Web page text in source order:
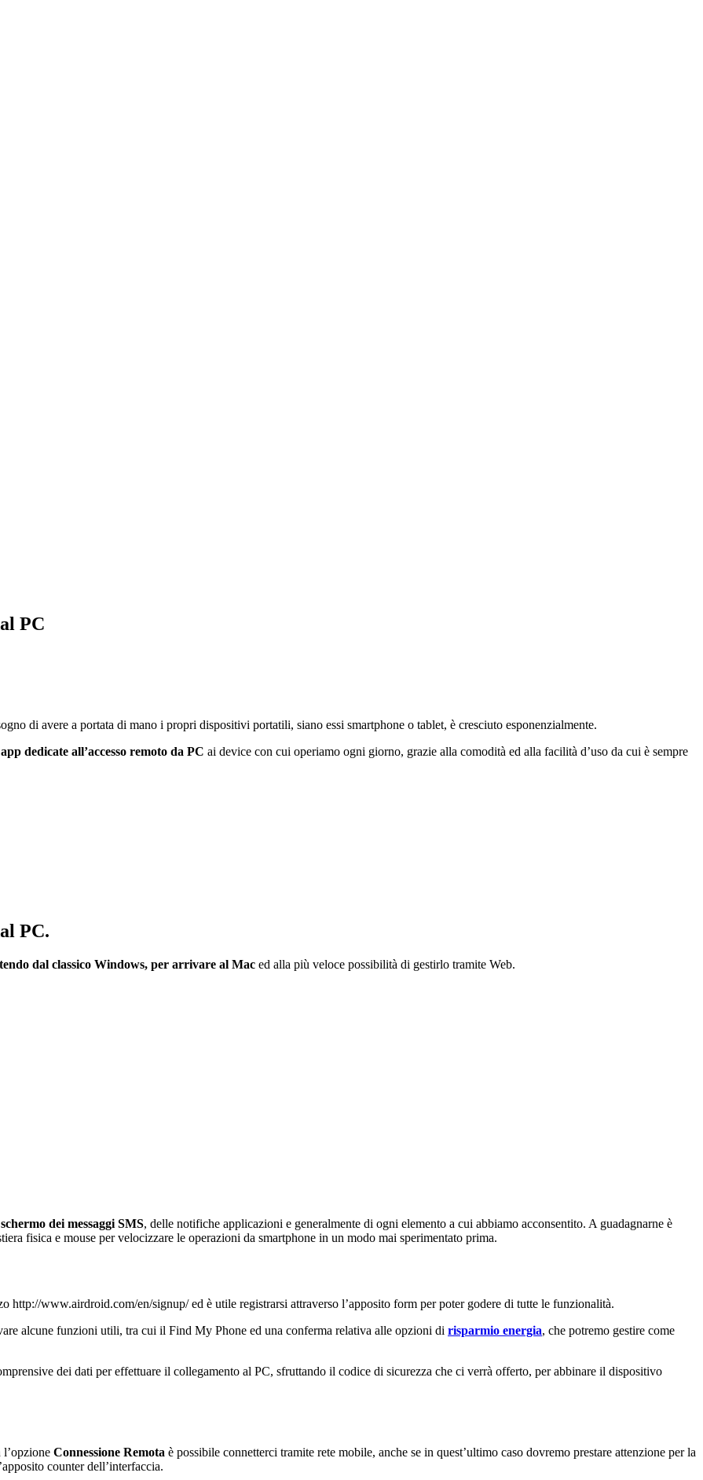
PC
di avere a portata di mano i propri dispositivi portatili, siano essi smartphone o tablet, è cresciuto esponenzialmente.
dedicate all’accesso remoto da PC ai device con cui operiamo ogni giorno, grazie alla comodità ed alla facilità d’uso da cui è sempre
PC.
dal classico Windows, per arrivare al Mac ed alla più veloce possibilità di gestirlo tramite Web.
dei messaggi SMS, delle notifiche applicazioni e generalmente di ogni elemento a cui abbiamo acconsentito. A guadagnarne è
fisica e mouse per velocizzare le operazioni da smartphone in un modo mai sperimentato prima.
www.airdroid.com/en/signup/ ed è utile registrarsi attraverso l’apposito form per poter godere di tutte le funzionalità.
alcune funzioni utili, tra cui il Find My Phone ed una conferma relativa alle opzioni di risparmio energia, che potremo gestire come
dei dati per effettuare il collegamento al PC, sfruttando il codice di sicurezza che ci verrà offerto, per abbinare il dispositivo
l’opzione Connessione Remota è possibile connetterci tramite rete mobile, anche se in quest’ultimo caso dovremo prestare attenzione per la
counter dell’interfaccia.